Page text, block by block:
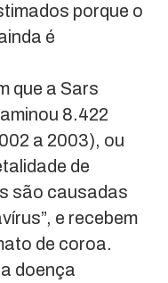
porque o
é
que a Sars
8.422
a 2003), ou
de
são causadas
e recebem
de coroa.
doença